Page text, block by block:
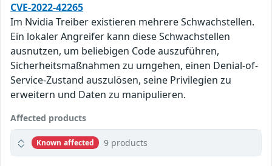
CVE-2022-42265
Im Nvidia Treiber existieren mehrere Schwachstellen.
Ein lokaler Angreifer kann diese Schwachstellen
ausnutzen, um beliebigen Code auszuführen,
Sicherheitsmaßnahmen zu umgehen, einen Denial-of-
Service-Zustand auszulösen, seine Privilegien zu
erweitern und Daten zu manipulieren.
Affected products
Known affected 9 products